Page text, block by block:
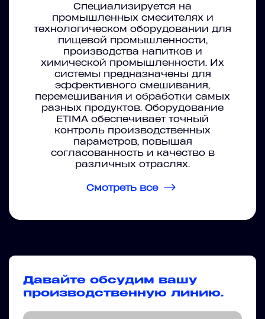
Специализируется на
промышленных смесителях и
технологическом оборудовании для
пищевой промышленности,
производства напитков и
химической промышленности. Их
системы предназначены для
эффективного смешивания,
перемешивания и обработки самых
разных продуктов. Оборудование
ETIMA обеспечивает точный
контроль производственных
параметров, повышая
согласованность и качество в
различных отраслях.
Смотреть все
Давайте обсудим вашу
производственную линию.